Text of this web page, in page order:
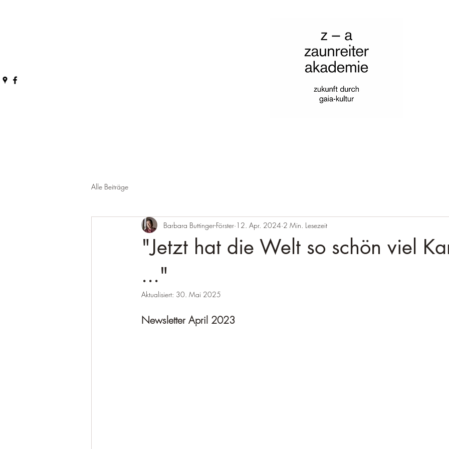
Alle Beiträge
"Jetzt hat die Welt so schön viel
..."
Barbara Buttinger-Förster 12. Apr. 2024 2 Min. Lesezeit
Aktualisiert: 30. Mai 2025
Newsletter April 2023